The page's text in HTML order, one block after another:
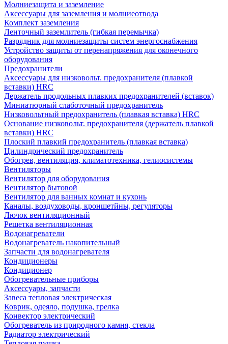
Молниезащита и заземление
Аксессуары для заземления и молниеотвода
Комплект заземления
Ленточный заземлитель (гибкая перемычка)
Разрядник для молниезащиты систем энергоснабжения
Устройство защиты от перенапряжения для оконечного
оборудования
Предохранители
Аксессуары для низковольт. предохранителя (плавкой
вставки) HRC
Держатель продольных плавких предохранителей (вставок)
Миниатюрный слаботочный предохранитель
Низковольтный предохранитель (плавкая вставка) HRC
Основание низковольт. предохранителя (держатель плавкой
вставки) HRC
Плоский плавкий предохранитель (плавкая вставка)
Цилиндрический предохранитель
Обогрев, вентиляция, климатотехника, гелиосистемы
Вентиляторы
Вентилятор для оборудования
Вентилятор бытовой
Вентилятор для ванных комнат и кухонь
Каналы, воздуховоды, кроншетйны, регуляторы
Лючок вентиляционный
Решетка вентиляционная
Водонагреватели
Водонагреватель накопительный
Запчасти для водонагревателя
Кондиционеры
Кондиционер
Обогревательные приборы
Аксессуары, запчасти
Завеса тепловая электрическая
Коврик, одеяло, подушка, грелка
Конвектор электрический
Обогреватель из природного камня, стекла
Радиатор электрический